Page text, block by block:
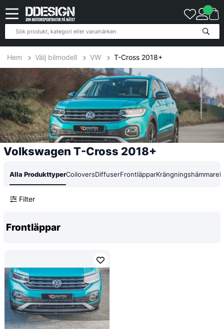
Hem Välj bilmodell VW T-Cross 2018+
Volkswagen T-Cross 2018+
Alla ProdukttyperCoiloversDiffuserFrontläpparKrängningshämmare
Filter
17 Produkter
Frontläppar